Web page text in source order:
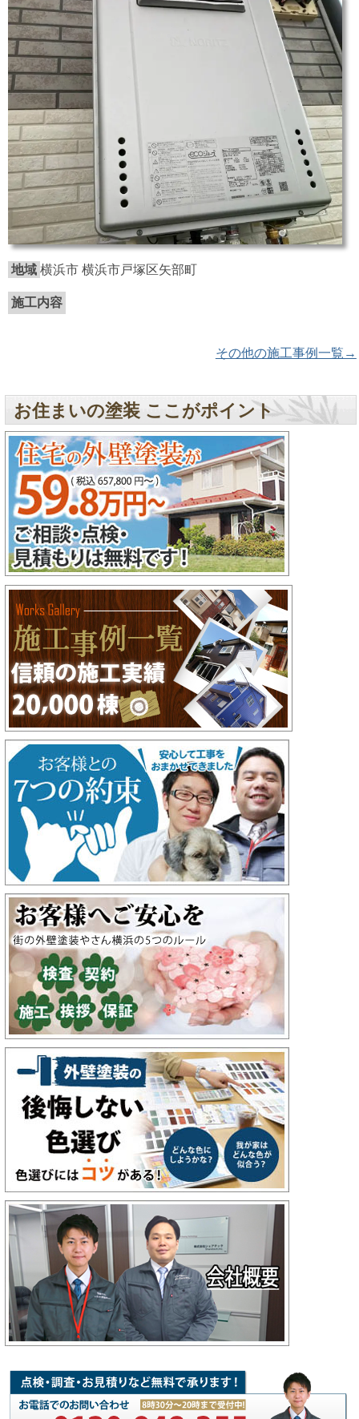
地域 横浜市 横浜市戸塚区矢部町
施工内容
その他の施工事例一覧→
お住まいの塗装 ここがポイント